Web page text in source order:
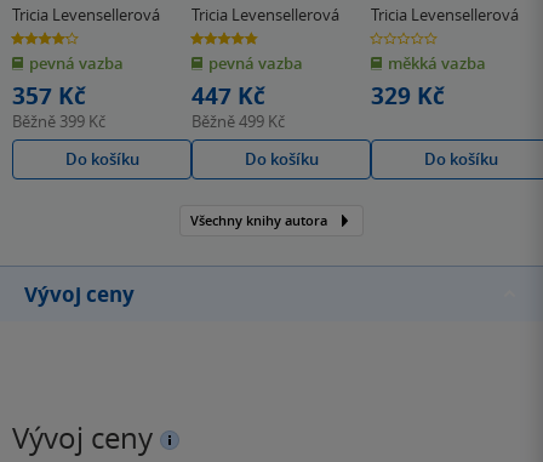
Tricia Levensellerová
4.2
z
5
hvězdiček
pevná vazba
357 Kč
Běžně 399 Kč
Do košíku
Tricia Levensellerová
4.8
z
5
hvězdiček
pevná vazba
447 Kč
Běžně499 Kč
Do košíku
Tricia Levensellerová
0.0
z
5
hvězdiček
měkká vazba
329 Kč
Do košíku
Všechny knihy autora
Vývoj ceny
Vývoj ceny